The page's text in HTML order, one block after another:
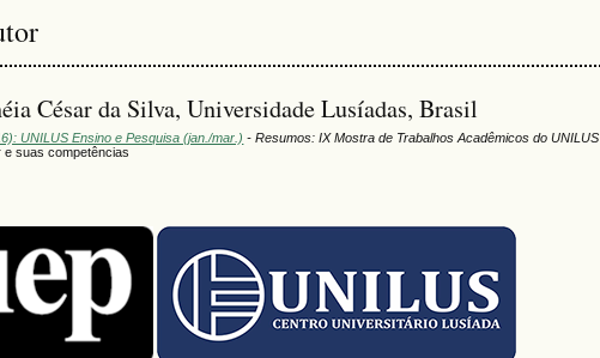
César da Silva, Universidade Lusíadas, Brasil
UNILUS Ensino e Pesquisa (jan./mar.) - Resumos: IX Mostra de Trabalhos Acadêmicos do UNILUS
e suas competências